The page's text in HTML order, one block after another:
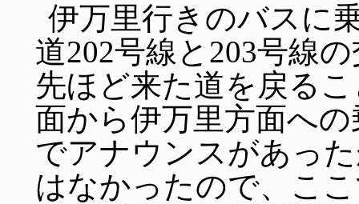
伊万里行きのバスに
道202号線と203号線
先ほど来た道を戻る
面から伊万里方面へ
でアナウンスがあっ
はなかったので、こ